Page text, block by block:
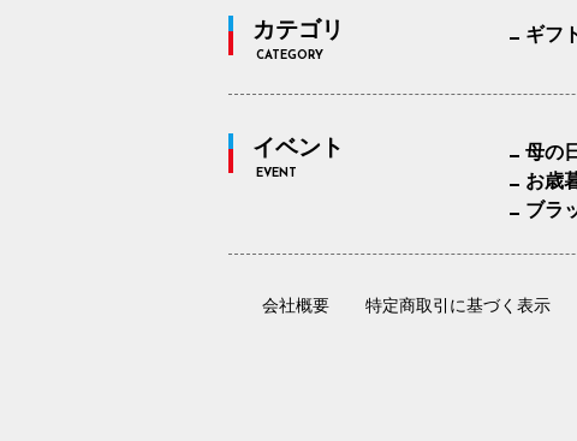
カテゴリ
CATEGORY
ギフ
イベント
EVENT
母の日
お歳
ブラ
会社概要 特定商取引に基づく表示